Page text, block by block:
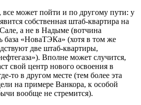
все может пойти и по другому пути: у
собственная штаб-квартира на
а не в Надыме (вотчина
база «НоваТЭКа» (хотя в том же
две штаб-квартиры,
Вполне может случится,
свой центр нового освоения в
то в другом месте (тем более эта
на примере Ванкора, к особой
вообще не стремится).